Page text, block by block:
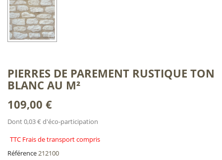
PIERRES DE PAREMENT RUSTIQUE TON
BLANC AU M²
109,00 €
Dont 0,03 € d'éco-participation
TTC Frais de transport compris
Référence212100